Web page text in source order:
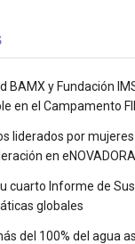
BAMX y Fundación
en el Campamento
liderados por
en
cuarto Informe de
globales
del 100% del agua